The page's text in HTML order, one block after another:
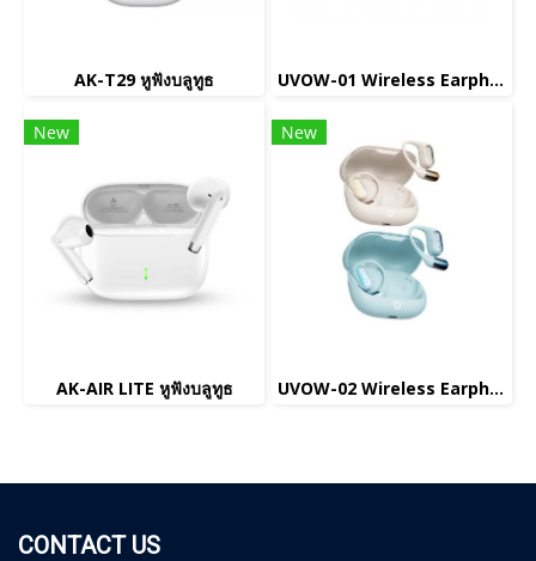
AK-T29 หูฟังบลูทูธ UVOW-01 Wireless Earphone หูฟังไร้สาย
New
AK-AIR LITE หูฟังบลูทูธ
New
UVOW-02 Wireless Earphone หูฟังไร้สาย
CONTACT US